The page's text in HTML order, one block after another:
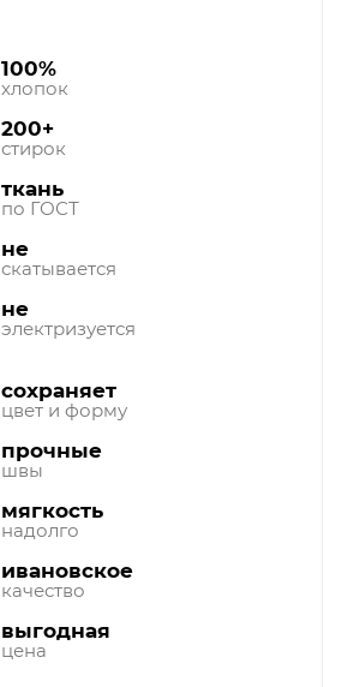
100%
хлопок
200+
стирок
ткань
по ГОСТ
не
скатывается
не
электризуется
сохраняет
цвет и форму
прочные
швы
мягкость
надолго
ивановское
качество
выгодная
цена